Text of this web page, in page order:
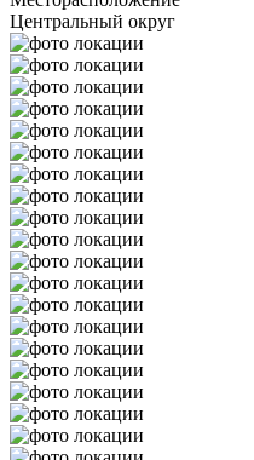
Центральный округ